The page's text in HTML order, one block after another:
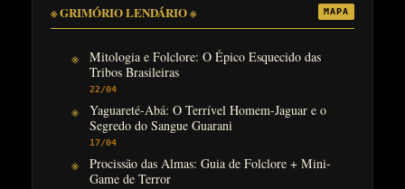
※ GRIMÓRIO LENDÁRIO ※ MAPA
Mitologia e Folclore: O Épico Esquecido das
Tribos Brasileiras
22/04
Yaguareté-Abá: O Terrível Homem-Jaguar e o
Segredo do Sangue Guarani
17/04
Procissão das Almas: Guia de Folclore + Mini-
Game de Terror